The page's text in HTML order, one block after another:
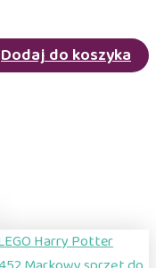
Dodaj do koszyka